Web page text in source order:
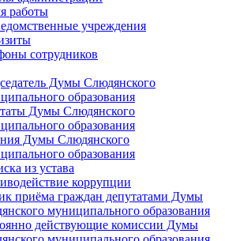
работы
учреждения
сотрудников
Думы Слюдянского
образования
Думы Слюдянского
образования
Думы Слюдянского
образования
из устава
коррупции
приёма граждан депутатами Думы
муниципального образования
действующие комиссии Думы